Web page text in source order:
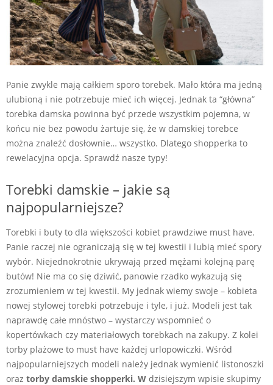
Panie zwykle mają całkiem sporo torebek. Mało która ma jedną
ulubioną i nie potrzebuje mieć ich więcej. Jednak ta “główna”
torebka damska powinna być przede wszystkim pojemna, w
końcu nie bez powodu żartuje się, że w damskiej torebce
można znaleźć dosłownie… wszystko. Dlatego shopperka to
rewelacyjna opcja. Sprawdź nasze typy!
Torebki damskie – jakie są
najpopularniejsze?
Torebki i buty to dla większości kobiet prawdziwe must have.
Panie raczej nie ograniczają się w tej kwestii i lubią mieć spory
wybór. Niejednokrotnie ukrywają przed mężami kolejną parę
butów! Nie ma co się dziwić, panowie rzadko wykazują się
zrozumieniem w tej kwestii. My jednak wiemy swoje – kobieta
nowej stylowej torebki potrzebuje i tyle, i już. Modeli jest tak
naprawdę całe mnóstwo – wystarczy wspomnieć o
kopertówkach czy materiałowych torebkach na zakupy. Z kolei
torby plażowe to must have każdej urlopowiczki. Wśród
najpopularniejszych modeli należy jednak wymienić listonoszki
oraz torby damskie shopperki. W dzisiejszym wpisie skupimy